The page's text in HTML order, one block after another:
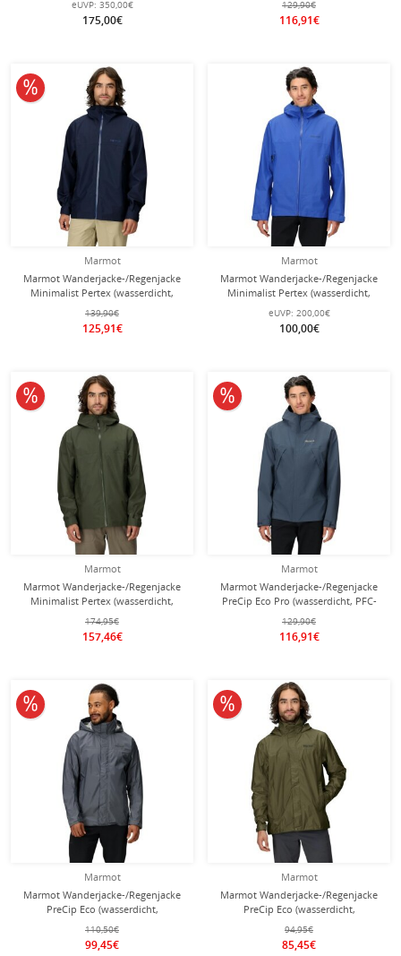
eUVP: 350,00€
175,00€
129,90€
116,91€
Marmot
Marmot Wanderjacke-/Regenjacke
Minimalist Pertex (wasserdicht,
winddicht) navyblau Herren
139,90€
125,91€
10% reduziert
Marmot
Marmot Wanderjacke-/Regenjacke
Minimalist Pertex (wasserdicht,
winddicht) blau Herren
eUVP: 200,00€
100,00€
Marmot
Marmot Wanderjacke-/Regenjacke
Minimalist Pertex (wasserdicht,
winddicht) grün Herren
174,95€
157,46€
10% reduziert
Marmot
Marmot Wanderjacke-/Regenjacke
PreCip Eco Pro (wasserdicht, PFC-
frei) 2025 navyblau Herren
129,90€
116,91€
10% reduziert
Marmot
Marmot Wanderjacke-/Regenjacke
PreCip Eco (wasserdicht,
atmungsaktiv, PFC-frei) 2025 grau
Herren
110,50€
99,45€
10% reduziert
Marmot
Marmot Wanderjacke-/Regenjacke
PreCip Eco (wasserdicht,
atmungsaktiv, PFC-frei) 2025 grün
Herren
94,95€
85,45€
10% reduziert